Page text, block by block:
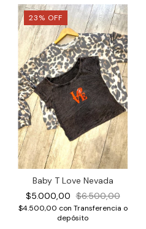
23% OFF
Baby T Love Nevada
$5.000,00 $6.500,00
$4.500,00 con Transferencia o
depósito